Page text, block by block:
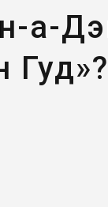
а-
Гуд»?